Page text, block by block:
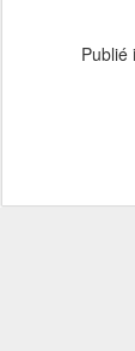
Publié